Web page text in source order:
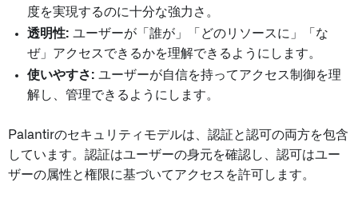
度を実現するのに十分な強力さ。
透明性: ユーザーが「誰が」「どのリソースに」「な
ぜ」アクセスできるかを理解できるようにします。
使いやすさ: ユーザーが自信を持ってアクセス制御を理
解し、管理できるようにします。
Palantirのセキュリティモデルは、認証と認可の両方を包含
しています。認証はユーザーの身元を確認し、認可はユー
ザーの属性と権限に基づいてアクセスを許可します。